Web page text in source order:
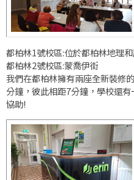
都柏林1號校區:位於都柏林地理
都柏林2號校區:蒙喬伊街
我們在都柏林擁有兩座全新裝修
分鐘，彼此相距7分鐘，學校還
協助!